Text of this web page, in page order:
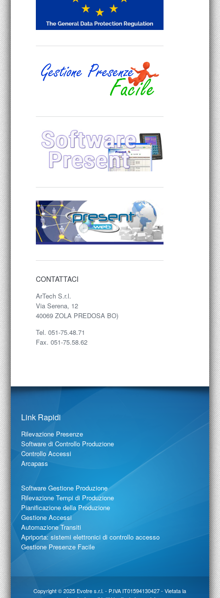
CONTATTACI
ArTech S.r.l.
Via Serena, 12
40069 ZOLA PREDOSA BO)
Tel. 051-75.48.71
Fax. 051-75.58.62
Link Rapidi
Rilevazione Presenze
Software di Controllo Produzione
Controllo Accessi
Arcapass
Software Gestione Produzione
Rilevazione Tempi di Produzione
Pianificazione della Produzione
Gestione Accessi
Automazione Transiti
Apriporta: sistemi elettronici di controllo accesso
Gestione Presenze Facile
Copyright © 2025 Evotre s.r.l. - P.IVA IT01594130427 - Vietata la